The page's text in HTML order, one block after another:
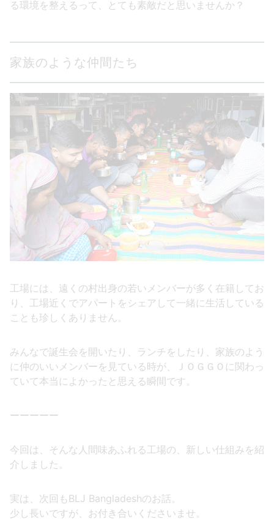
る環境を整えるって、とても素敵だと思いませんか？
家族のような仲間たち
工場には、遠くの村出身の若いメンバーが多く在籍してお
り、工場近くでアパートをシェアして一緒に生活している
ことも珍しくありません。
みんなで誕生会を開いたり、ランチをしたり、家族のよう
に仲のいいメンバーを見ている時が、ＪＯＧＧＯに関わっ
ていて本当によかったと思える瞬間です。
ーーーーー
今回は、そんな人間味あふれる工場の、新しい仕組みを紹
介しました。
実は、次回もBLJ Bangladeshのお話。
少し長いですが、お付き合いくださいませ。